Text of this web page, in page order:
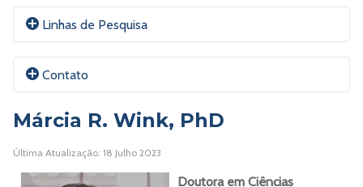
Linhas de Pesquisa
Genética Humana.
Contato
E-mail:Juliag@UFCSPA.edu.br
Márcia R. Wink, PhD
Última Atualização: 18 Julho 2023
Doutora em Ciências